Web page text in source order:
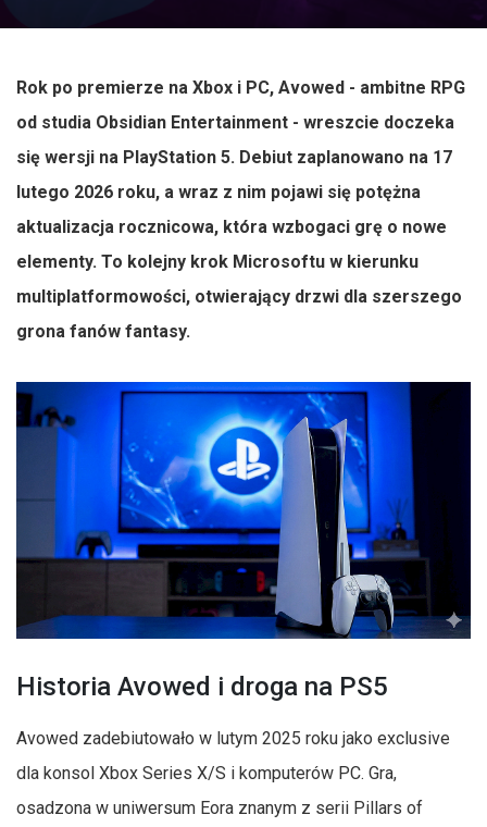
Rok po premierze na Xbox i PC, Avowed - ambitne RPG
od studia Obsidian Entertainment - wreszcie doczeka
się wersji na PlayStation 5. Debiut zaplanowano na 17
lutego 2026 roku, a wraz z nim pojawi się potężna
aktualizacja rocznicowa, która wzbogaci grę o nowe
elementy. To kolejny krok Microsoftu w kierunku
multiplatformowości, otwierający drzwi dla szerszego
grona fanów fantasy.
Historia Avowed i droga na PS5
Avowed zadebiutowało w lutym 2025 roku jako exclusive
dla konsol Xbox Series X/S i komputerów PC. Gra,
osadzona w uniwersum Eora znanym z serii Pillars of